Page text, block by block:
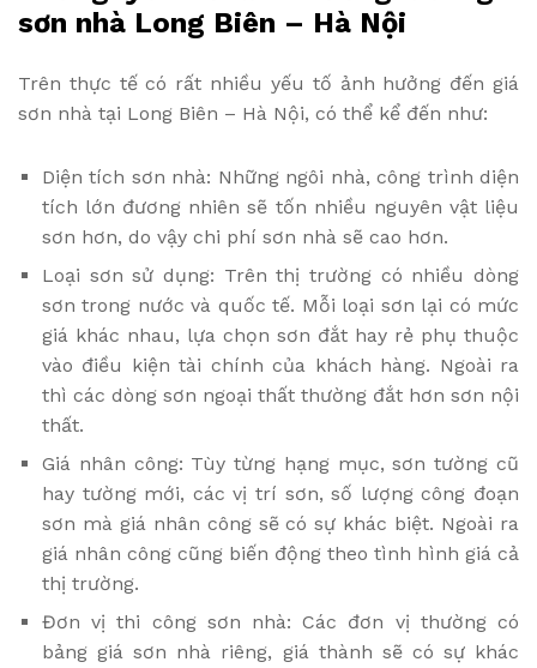
sơn nhà Long Biên – Hà Nội
Trên thực tế có rất nhiều yếu tố ảnh hưởng đến giá
sơn nhà tại Long Biên – Hà Nội, có thể kể đến như:
Diện tích sơn nhà: Những ngôi nhà, công trình diện
tích lớn đương nhiên sẽ tốn nhiều nguyên vật liệu
sơn hơn, do vậy chi phí sơn nhà sẽ cao hơn.
Loại sơn sử dụng: Trên thị trường có nhiều dòng
sơn trong nước và quốc tế. Mỗi loại sơn lại có mức
giá khác nhau, lựa chọn sơn đắt hay rẻ phụ thuộc
vào điều kiện tài chính của khách hàng. Ngoài ra
thì các dòng sơn ngoại thất thường đắt hơn sơn nội
thất.
Giá nhân công: Tùy từng hạng mục, sơn tường cũ
hay tường mới, các vị trí sơn, số lượng công đoạn
sơn mà giá nhân công sẽ có sự khác biệt. Ngoài ra
giá nhân công cũng biến động theo tình hình giá cả
thị trường.
Đơn vị thi công sơn nhà: Các đơn vị thường có
bảng giá sơn nhà riêng, giá thành sẽ có sự khác